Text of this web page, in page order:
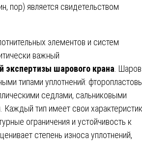
пор) является свидетельством
элементов и систем
важный
экспертизы шарового крана .
типами уплотнений:
седлами, сальниковыми
Каждый тип имеет свои
ограничения и устойчивость к
степень износа уплотнений,